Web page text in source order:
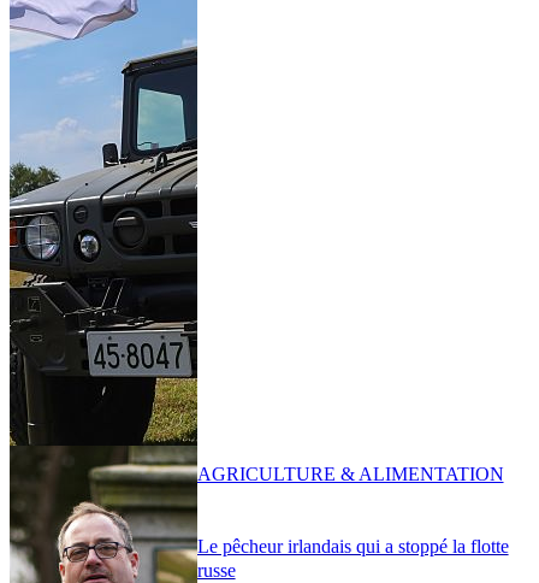
Le pêcheur irlandais qui a stoppé la flotte
russe
AGRICULTURE & ALIMENTATION